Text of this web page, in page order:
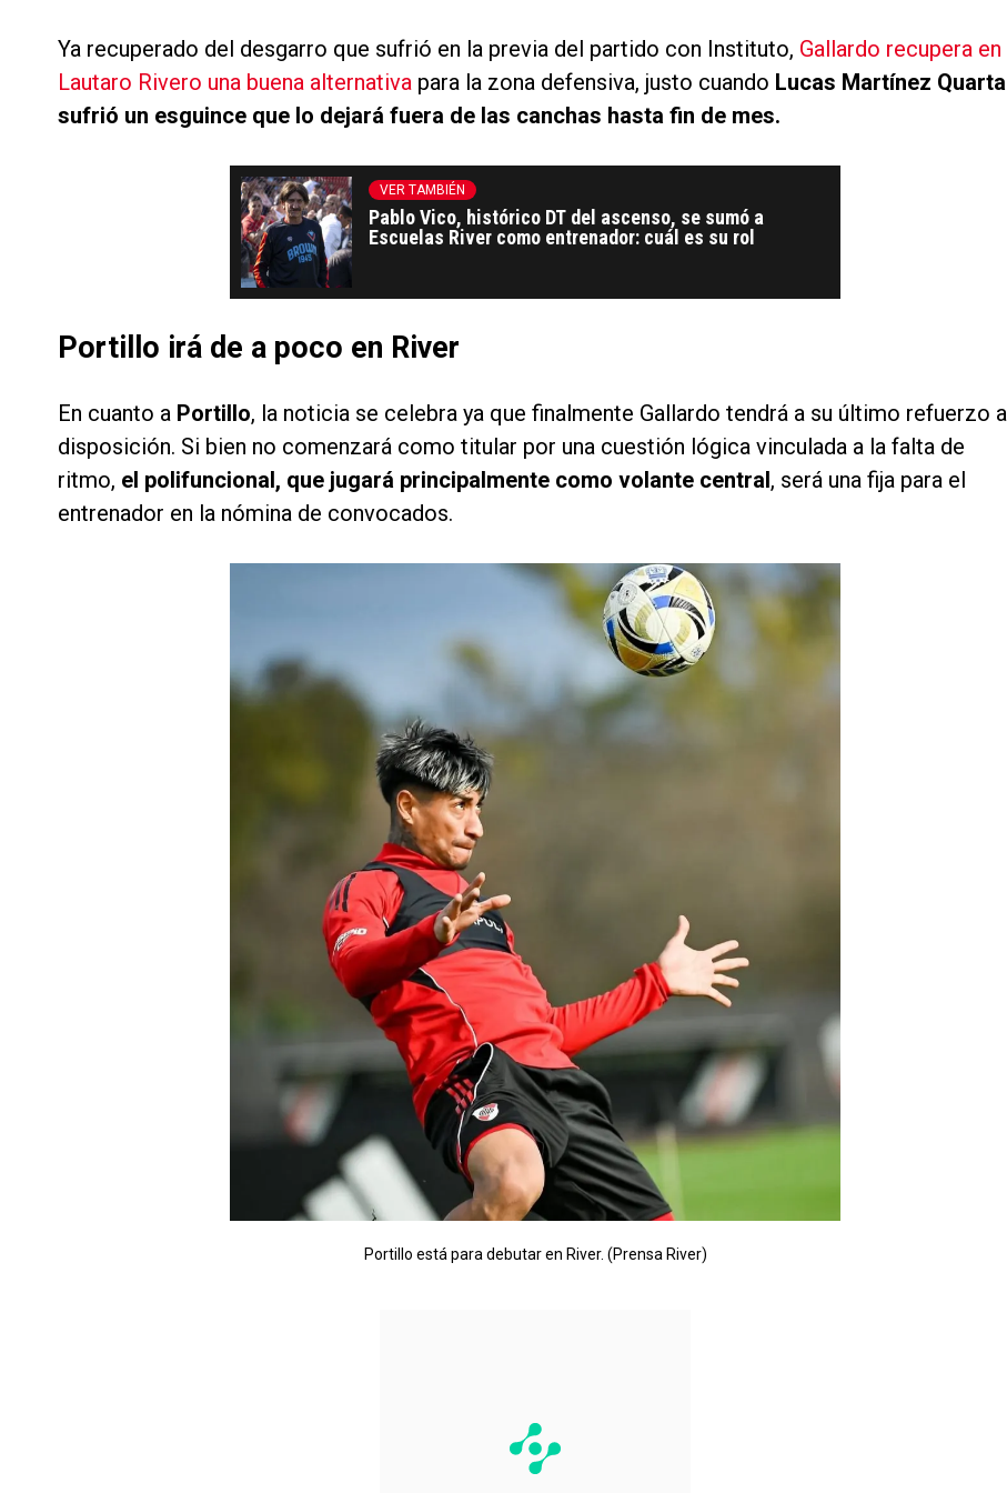
Ya recuperado del desgarro que sufrió en la previa del partido con Instituto, Gallardo recupera en
Lautaro Rivero una buena alternativa para la zona defensiva, justo cuando Lucas Martínez Quarta
sufrió un esguince que lo dejará fuera de las canchas hasta fin de mes.
VER TAMBIÉN
Pablo Vico, histórico DT del ascenso, se sumó a
Escuelas River como entrenador: cuál es su rol
Portillo irá de a poco en River
En cuanto a Portillo, la noticia se celebra ya que finalmente Gallardo tendrá a su último refuerzo a
disposición. Si bien no comenzará como titular por una cuestión lógica vinculada a la falta de
ritmo, el polifuncional, que jugará principalmente como volante central, será una fija para el
entrenador en la nómina de convocados.
Portillo está para debutar en River. (Prensa River)